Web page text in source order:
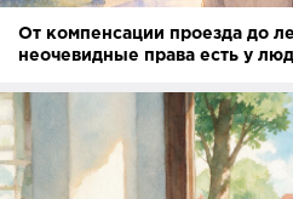
От компенсации проезда до
неочевидные права есть у